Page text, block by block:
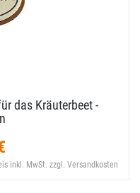
das Kräuterbeet -
inkl. MwSt. zzgl. Versandkosten